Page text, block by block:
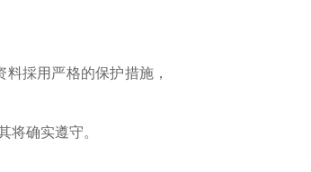
採用严格的保护措施，
确实遵守。